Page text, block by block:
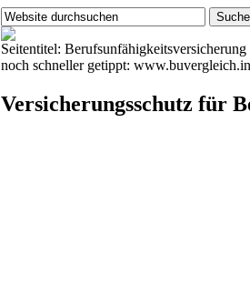
Seitentitel:
noch schneller getippt:
Versicherungsschutz für